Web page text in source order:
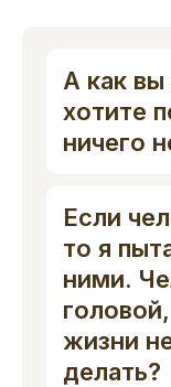
А как вы
хотите
ничего
Если
то я
ними.
жизни
делать?